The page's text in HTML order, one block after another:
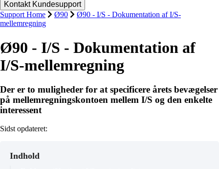
Support Home Ø90
Ø90 - I/S - Dokumentation af I/S-
mellemregning
Ø90 - I/S - Dokumentation af
I/S-mellemregning
Der er to muligheder for at specificere årets bevægelser
på mellemregningskontoen mellem I/S og den enkelte
interessent
Sidst opdateret:
Indhold